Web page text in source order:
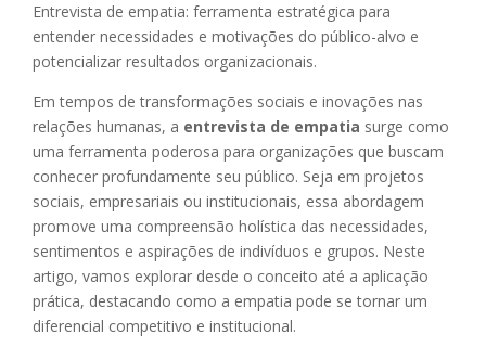
Entrevista de empatia: ferramenta estratégica para
entender necessidades e motivações do público-alvo e
potencializar resultados organizacionais.
Em tempos de transformações sociais e inovações nas
relações humanas, a entrevista de empatia surge como
uma ferramenta poderosa para organizações que buscam
conhecer profundamente seu público. Seja em projetos
sociais, empresariais ou institucionais, essa abordagem
promove uma compreensão holística das necessidades,
sentimentos e aspirações de indivíduos e grupos. Neste
artigo, vamos explorar desde o conceito até a aplicação
prática, destacando como a empatia pode se tornar um
diferencial competitivo e institucional.